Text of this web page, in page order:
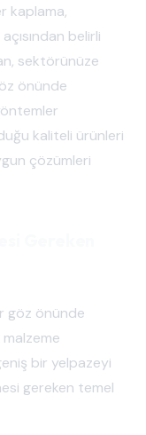
kaplama,
açısından belirli
sektörünüze
önünde
kaliteli ürünleri
çözümleri
göz önünde
malzeme
bir yelpazeyi
gereken temel